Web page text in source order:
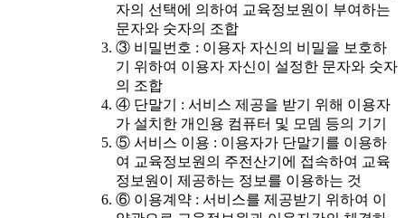
자의 선택에 의하여 교육정보원이 부여하는
문자와 숫자의 조합
③ 비밀번호 : 이용자 자신의 비밀을 보호하
기 위하여 이용자 자신이 설정한 문자와 숫자
의 조합
④ 단말기 : 서비스 제공을 받기 위해 이용자
가 설치한 개인용 컴퓨터 및 모뎀 등의 기기
⑤ 서비스 이용 : 이용자가 단말기를 이용하
여 교육정보원의 주전산기에 접속하여 교육
정보원이 제공하는 정보를 이용하는 것
⑥ 이용계약 : 서비스를 제공받기 위하여 이